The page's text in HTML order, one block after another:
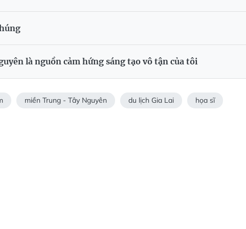
là nguồn cảm hứng sáng tạo vô tận của tôi
miền Trung - Tây Nguyên du lịch Gia Lai họa sĩ